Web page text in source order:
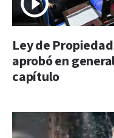
Ley de
aprobó en
capítulo